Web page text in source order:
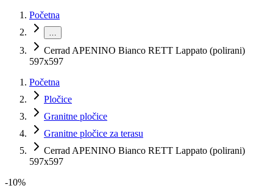
Početna
…
Cerrad APENINO Bianco RETT Lappato (polirani)
597x597
Početna
Pločice
Granitne pločice
Granitne pločice za terasu
Cerrad APENINO Bianco RETT Lappato (polirani)
597x597
-10%